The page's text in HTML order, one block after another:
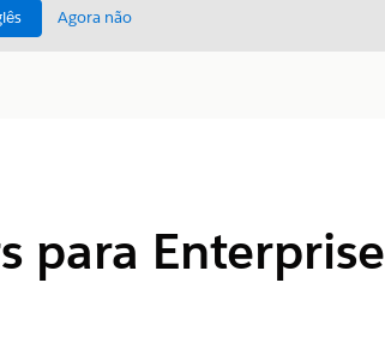
Agora não
para Enterprise